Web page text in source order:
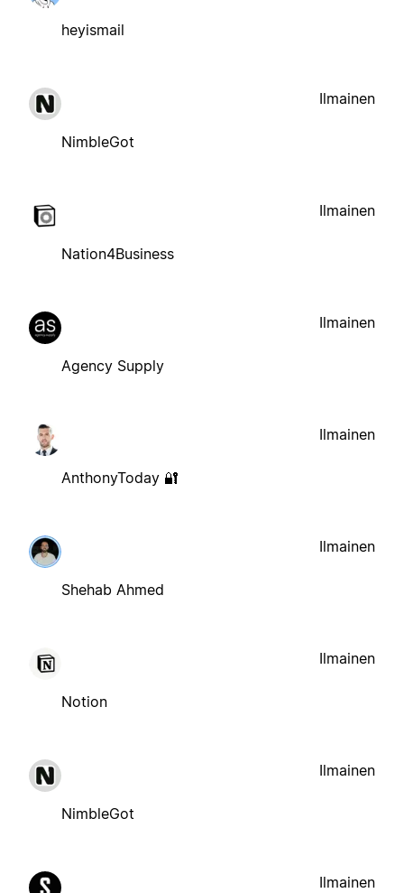
heyismail
NimbleGot
Ilmainen
Nation4Business
Ilmainen
Agency Supply
Ilmainen
AnthonyToday 🔐
Ilmainen
Shehab Ahmed
Ilmainen
Notion
Ilmainen
NimbleGot
Ilmainen
Ilmainen